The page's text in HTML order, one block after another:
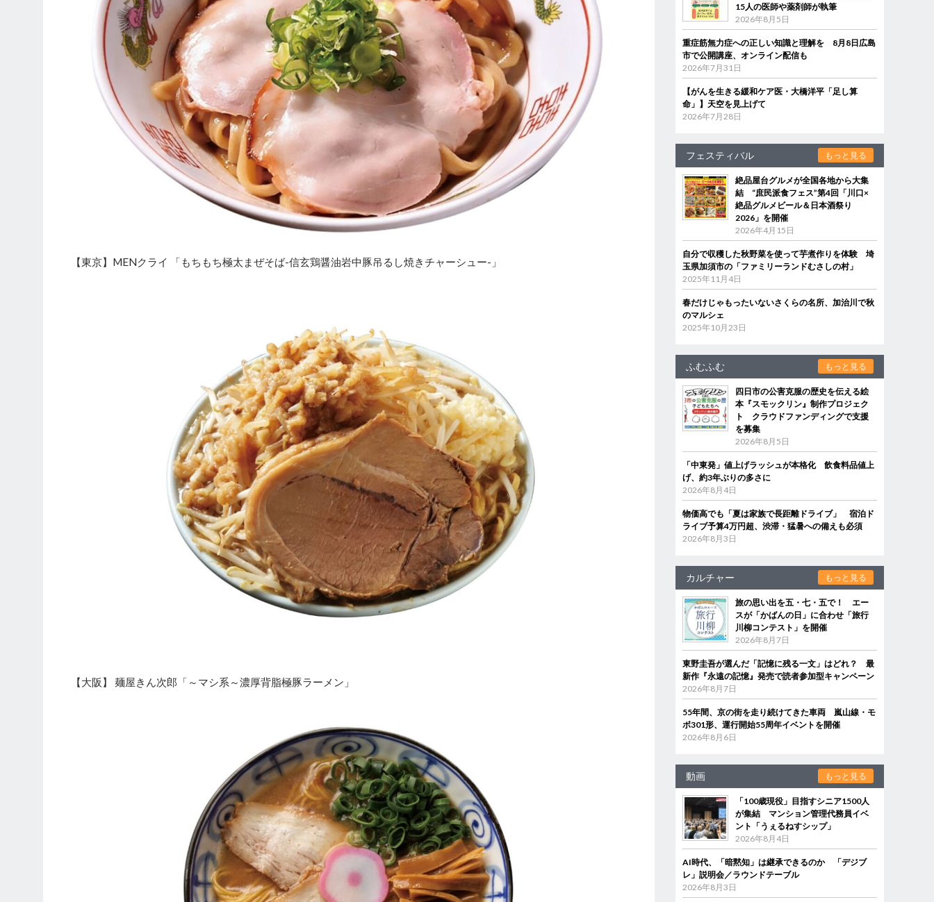
【東京】MENクライ 「もちもち極太まぜそば-信玄鶏醤油岩中豚吊るし焼きチャーシュー-」
【大阪】 麺屋きん次郎「～マシ系～濃厚背脂極豚ラーメン」
15人の医師や薬剤師が執筆
2026年8月5日
重症筋無力症への正しい知識と理解を 8月8日広島
市で公開講座、オンライン配信も
2026年7月31日
【がんを生きる緩和ケア医・大橋洋平「足し算
命」】天空を見上げて
2026年7月28日
フェスティバル もっと見る
絶品屋台グルメが全国各地から大集
結 “庶民派食フェス”第4回「川口×
絶品グルメビール＆日本酒祭り
2026」を開催
2026年4月15日
自分で収穫した秋野菜を使って芋煮作りを体験 埼
玉県加須市の「ファミリーランドむさしの村」
2025年11月4日
春だけじゃもったいないさくらの名所、加治川で秋
のマルシェ
2025年10月23日
ふむふむ もっと見る
四日市の公害克服の歴史を伝える絵
本『スモックリン』制作プロジェク
ト クラウドファンディングで支援
を募集
2026年8月5日
「中東発」値上げラッシュが本格化 飲食料品値上
げ、約3年ぶりの多さに
2026年8月4日
物価高でも「夏は家族で長距離ドライブ」 宿泊ド
ライブ予算4万円超、渋滞・猛暑への備えも必須
2026年8月3日
カルチャー もっと見る
旅の思い出を五・七・五で！ エー
スが「かばんの日」に合わせ「旅行
川柳コンテスト」を開催
2026年8月7日
東野圭吾が選んだ「記憶に残る一文」はどれ？ 最
新作『永遠の記憶』発売で読者参加型キャンペーン
2026年8月7日
55年間、京の街を走り続けてきた車両 嵐山線・モ
ボ301形、運行開始55周年イベントを開催
2026年8月6日
動画 もっと見る
「100歳現役」目指すシニア1500人
が集結 マンション管理代務員イベ
ント「うぇるねすシップ」
2026年8月4日
AI時代、「暗黙知」は継承できるのか 「デジブ
レ」説明会／ラウンドテーブル
2026年8月3日